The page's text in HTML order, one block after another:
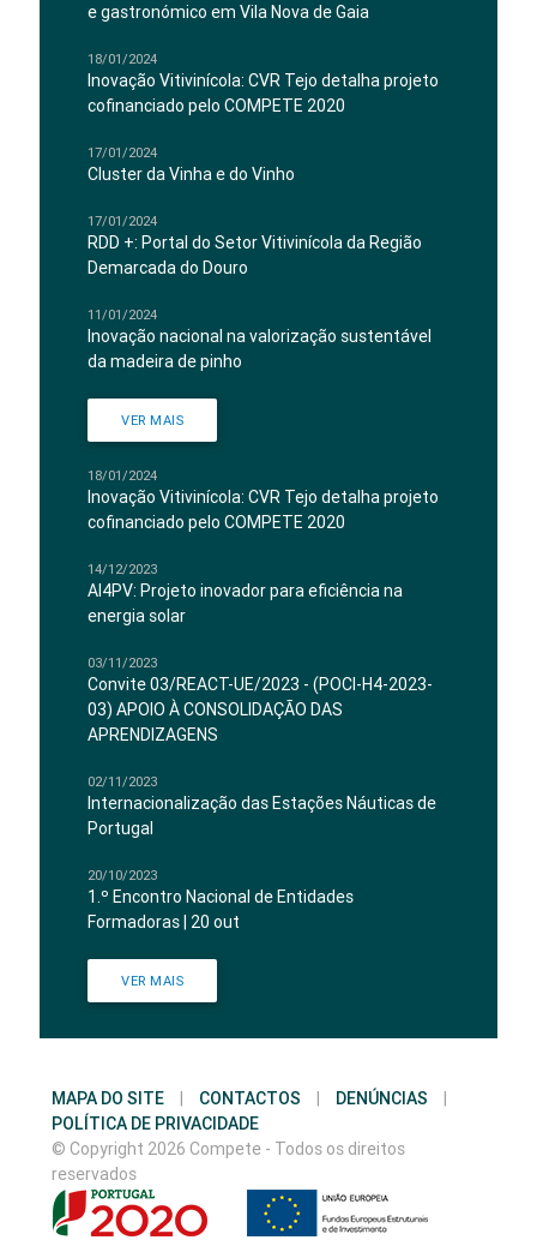
e gastronómico em Vila Nova de Gaia
18/01/2024
Inovação Vitivinícola: CVR Tejo detalha projeto
cofinanciado pelo COMPETE 2020
17/01/2024
Cluster da Vinha e do Vinho
17/01/2024
RDD +: Portal do Setor Vitivinícola da Região
Demarcada do Douro
11/01/2024
Inovação nacional na valorização sustentável
da madeira de pinho
VER MAIS
18/01/2024
Inovação Vitivinícola: CVR Tejo detalha projeto
cofinanciado pelo COMPETE 2020
14/12/2023
AI4PV: Projeto inovador para eficiência na
energia solar
03/11/2023
Convite 03/REACT-UE/2023 - (POCI-H4-2023-
03) APOIO À CONSOLIDAÇÃO DAS
APRENDIZAGENS
02/11/2023
Internacionalização das Estações Náuticas de
Portugal
20/10/2023
1.º Encontro Nacional de Entidades
Formadoras | 20 out
VER MAIS
MAPA DO SITE CONTACTOS DENÚNCIAS
POLÍTICA DE PRIVACIDADE
© Copyright 2026 Compete - Todos os direitos
reservados